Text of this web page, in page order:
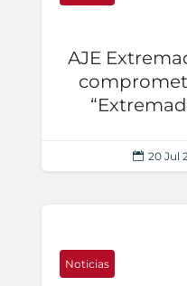
AJE
 20 Jul
Noticias